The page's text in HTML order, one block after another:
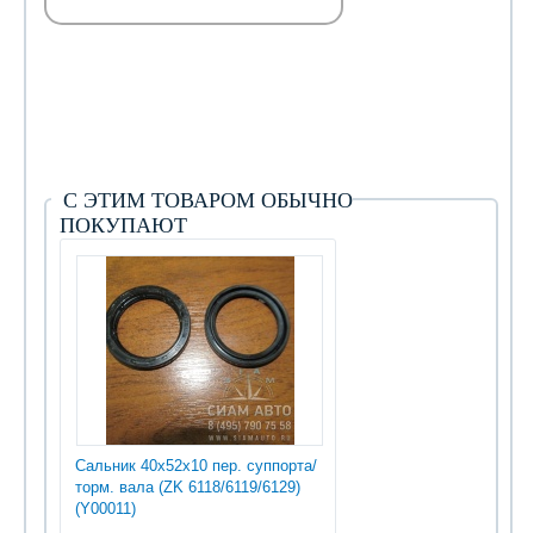
С ЭТИМ ТОВАРОМ ОБЫЧНО
ПОКУПАЮТ
Сальник 40x52x10 пер. суппорта/
торм. вала (ZK 6118/6119/6129)
(Y00011)